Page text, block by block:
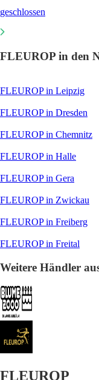
geschlossen
FLEUROP in den
FLEUROP in Leipzig
FLEUROP in Dresden
FLEUROP in Chemnitz
FLEUROP in Halle
FLEUROP in Gera
FLEUROP in Zwickau
FLEUROP in Freiberg
FLEUROP in Freital
Weitere Händler
FLEUROP